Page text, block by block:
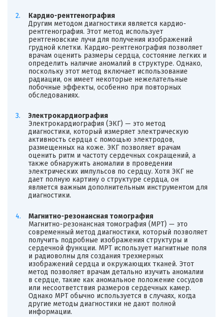
Кардио-рентгенография
Другим методом диагностики является кардио-
рентгенография. Этот метод использует
рентгеновские лучи для получения изображений
грудной клетки. Кардио-рентгенография позволяет
врачам оценить размеры сердца, состояние легких и
определить наличие аномалий в структуре. Однако,
поскольку этот метод включает использование
радиации, он имеет некоторые нежелательные
побочные эффекты, особенно при повторных
обследованиях.
Электрокардиография
Электрокардиография (ЭКГ) — это метод
диагностики, который измеряет электрическую
активность сердца с помощью электродов,
размещенных на коже. ЭКГ позволяет врачам
оценить ритм и частоту сердечных сокращений, а
также обнаружить аномалии в проведении
электрических импульсов по сердцу. Хотя ЭКГ не
дает полную картину о структуре сердца, он
является важным дополнительным инструментом для
диагностики.
Магнитно-резонансная томография
Магнитно-резонансная томография (МРТ) — это
современный метод диагностики, который позволяет
получить подробные изображения структуры и
сердечной функции. МРТ использует магнитные поля
и радиоволны для создания трехмерных
изображений сердца и окружающих тканей. Этот
метод позволяет врачам детально изучить аномалии
в сердце, такие как аномальное положение сосудов
или несоответствия размеров сердечных камер.
Однако МРТ обычно используется в случаях, когда
другие методы диагностики не дают полной
информации.